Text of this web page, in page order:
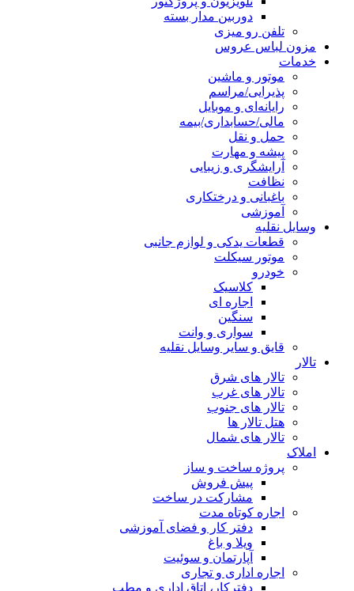
دوربین مدار بسته
تلفن رو میزی
مزون لباس عروس
خدمات
موتور و ماشین
پذیرایی/مراسم
رایانه‌ای و موبایل
مالی/حسابداری/بیمه
حمل و نقل
پیشه و مهارت
آرایشگری و زیبایی
نظافت
باغبانی و درختکاری
آموزشی
وسایل نقلیه
قطعات یدکی و لوازم جانبی
موتور سیکلت
خودرو
کلاسیک
اجاره ای
سنگین
سواری و وانت
قایق و سایر وسایل نقلیه
تالار
تالار های شرق
تالار های غرب
تالار های جنوب
هتل تالار ها
تالار های شمال
املاک
پروژه ساخت و ساز
پیش فروش
مشارکت در ساخت
اجاره کوتاه مدت
دفتر کار و فضای آموزشی
ویلا و باغ
آپارتمان و سوئیت
اجاره اداری و تجاری
دفترکار، اتاق اداری و مطب